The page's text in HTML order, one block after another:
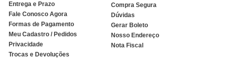
Entrega e Prazo
Fale Conosco Agora
Formas de Pagamento
Meu Cadastro / Pedidos
Privacidade
Trocas e Devoluções
Compra Segura
Dúvidas
Gerar Boleto
Nosso Endereço
Nota Fiscal